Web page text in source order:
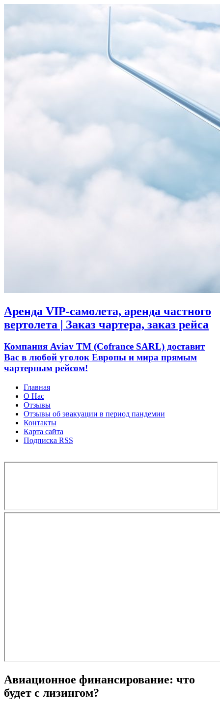
Аренда VIP-самолета, аренда частного
вертолета | Заказ чартера, заказ рейса
Компания Aviav TM (Cofrance SARL) доставит
Вас в любой уголок Европы и мира прямым
чартерным рейсом!
Главная
О Нас
Отзывы
Отзывы об эвакуации в период пандемии
Контакты
Карта сайта
Подписка RSS
Авиационное финансирование: что
будет с лизингом?
Узнать больше.